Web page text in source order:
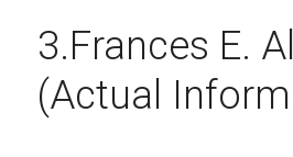
3.Frances E.
(Actual